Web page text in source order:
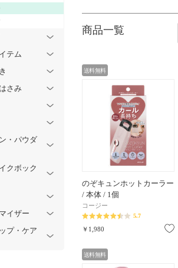
商品一覧
送料無料
のぞキュンホットカーラー
/ 本体 / 1個
コージー
5.7
￥1,980
送料無料
テム
さみ
・パウダ
クボック
イザー
プ・ケア